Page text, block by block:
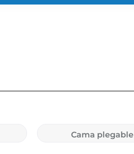
Cama plegable